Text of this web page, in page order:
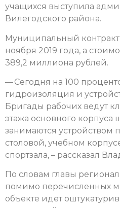
учащихся выступила
Вилегодского района.
Муниципальный
ноября 2019 года, а
389,2 миллиона рублей.
— Сегодня на 100
гидроизоляция и
Бригады рабочих ведут
этажа основного корпуса
занимаются устройством
столовой, учебном
спортзала, – рассказал
По словам главы
помимо перечисленных
объекте идет